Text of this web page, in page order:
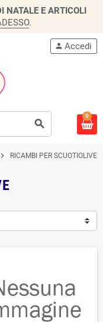
NATALE E ARTICOLI
.
search
person Accedi
0
chevron_right RICAMBI PER SCUOTIOLIVE